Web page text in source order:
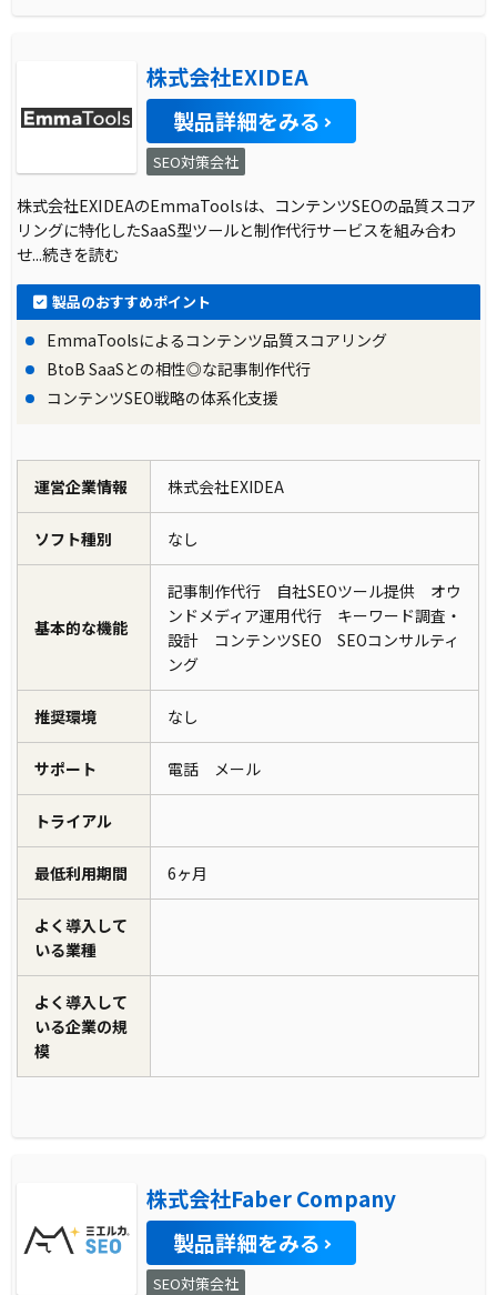
株式会社EXIDEA
製品詳細をみる
SEO対策会社
株式会社EXIDEAのEmmaToolsは、コンテンツSEOの品質スコア
リングに特化したSaaS型ツールと制作代行サービスを組み合わ
せ...続きを読む
製品のおすすめポイント
EmmaToolsによるコンテンツ品質スコアリング
BtoB SaaSとの相性◎な記事制作代行
コンテンツSEO戦略の体系化支援
運営企業情報 株式会社EXIDEA
ソフト種別 なし
基本的な機能
記事制作代行 自社SEOツール提供 オウ
ンドメディア運用代行 キーワード調査・
設計 コンテンツSEO SEOコンサルティ
ング
推奨環境 なし
サポート 電話 メール
トライアル
最低利用期間 6ヶ月
よく導入して
いる業種
よく導入して
いる企業の規
模
株式会社Faber Company
製品詳細をみる
SEO対策会社